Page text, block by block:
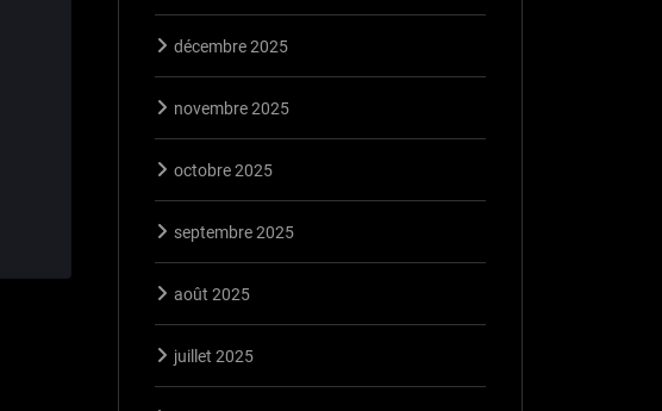
décembre 2025
novembre 2025
octobre 2025
septembre 2025
août 2025
juillet 2025